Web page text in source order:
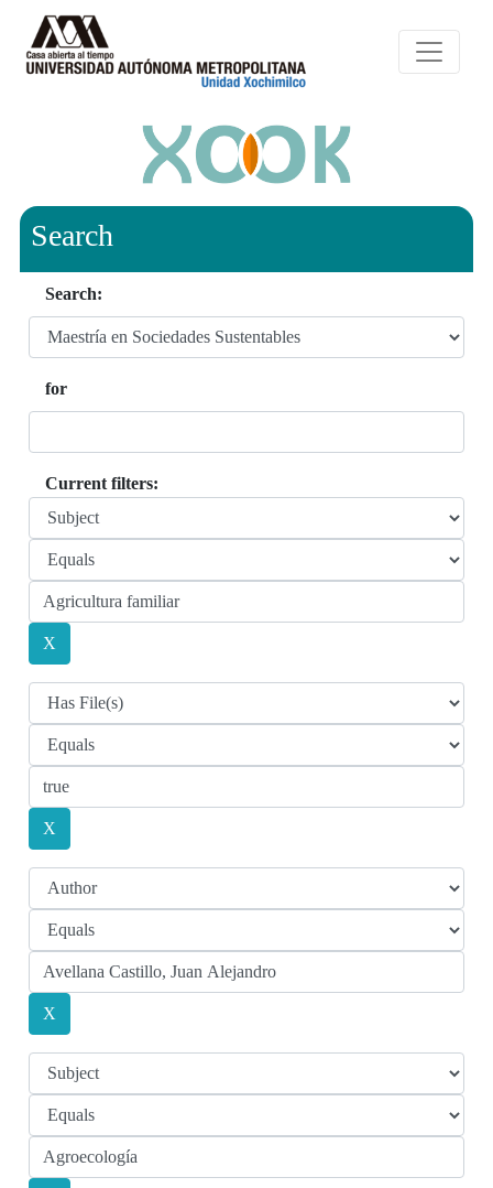
Search
Search:
for
Current filters: